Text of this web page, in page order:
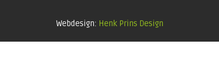
Webdesign: Henk Prins Design